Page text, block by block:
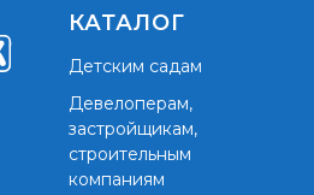
КАТАЛОГ
Детским садам
Девелоперам,
застройщикам,
строительным
компаниям